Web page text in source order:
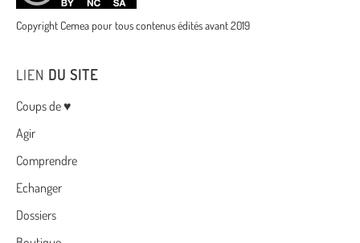
Copyright Cemea pour tous contenus édités avant 2019
LIEN DU SITE
Menu
Coups de ♥
Agir
Comprendre
Echanger
Dossiers